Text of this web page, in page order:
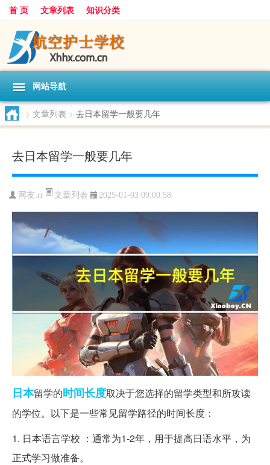
首 页 文章列表 知识分类
网站导航
> 文章列表 > 去日本留学一般要几年
去日本留学一般要几年
网友:rr 文章列表 2025-01-03 09:00:58
日本留学的时间长度取决于您选择的留学类型和所攻读
的学位。以下是一些常见留学路径的时间长度：
1. 日本语言学校 ：通常为1-2年，用于提高日语水平，为
正式学习做准备。